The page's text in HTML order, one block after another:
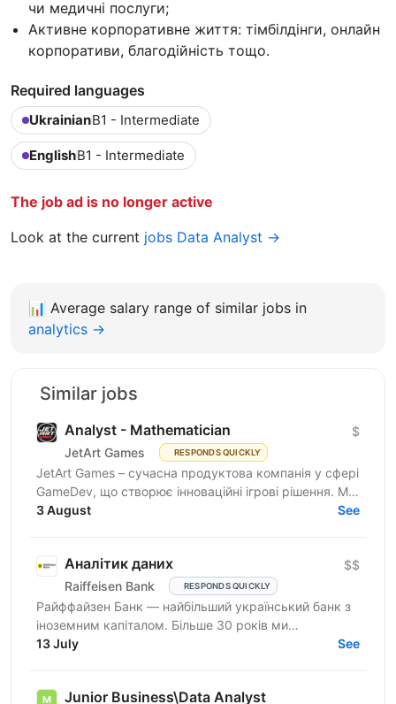
чи медичні послуги;
Активне корпоративне життя: тімбілдінги, онлайн
корпоративи, благодійність тощо.
Required languages
UkrainianB1 - Intermediate
EnglishB1 - Intermediate
The job ad is no longer active
Look at the current jobs Data Analyst →
📊 Average salary range of similar jobs in
analytics →
Similar jobs
Analyst - Mathematician
JetArt Games RESPONDS QUICKLY
$
JetArt Games – сучасна продуктова компанія у сфері
GameDev, що створює інноваційні ігрові рішення. Ми
розробляємо високопродуктивні ігрові системи з...
3 August See
Аналітик даних
Raiffeisen Bank RESPONDS QUICKLY
$$
Райффайзен Банк — найбільший український банк з
іноземним капіталом. Більше 30 років ми
створюємо та вибудовуємо банківську систему
13 July See
Junior Business\Data Analyst